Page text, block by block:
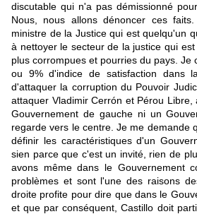
discutable qui n'a pas démissionné
Nous, nous allons dénoncer ces
ministre de la Justice qui est quelqu'un
à nettoyer le secteur de la justice qui
plus corrompues et pourries du pays. Je
ou 9% d'indice de satisfaction dans
d'attaquer la corruption du Pouvoir
attaquer Vladimir Cerrón et Pérou
Gouvernement de gauche ni un
regarde vers le centre. Je me demande
définir les caractéristiques d'un
sien parce que c'est un invité, rien de
avons même dans le Gouvernement
problèmes et sont l'une des raisons
droite profite pour dire que dans le
et que par conséquent, Castillo doit